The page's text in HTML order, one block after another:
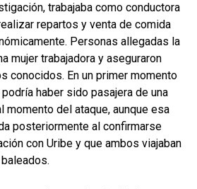
trabajaba como conductora
repartos y venta de comida
Personas allegadas la
mujer trabajadora y aseguraron
conocidos. En un primer momento
haber sido pasajera de una
momento del ataque, aunque esa
posteriormente al confirmarse
con Uribe y que ambos viajaban